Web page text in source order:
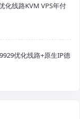
化线路KVM VPS年付
优化线路+原生IP德